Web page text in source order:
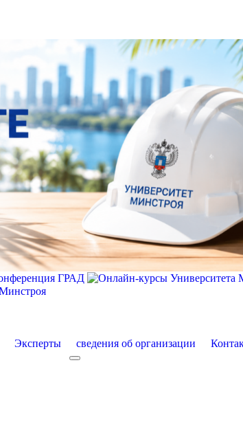
Эксперты сведения об организации
More about: сведения об организации